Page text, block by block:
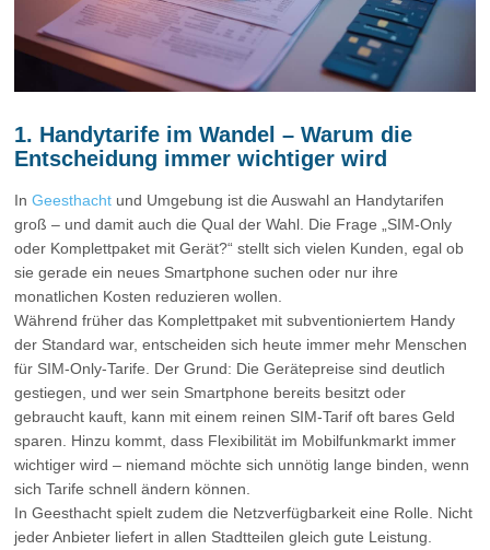
1. Handytarife im Wandel – Warum die
Entscheidung immer wichtiger wird
InGeesthacht und Umgebung ist die Auswahl an Handytarifen
groß – und damit auch die Qual der Wahl. Die Frage „SIM-Only
oder Komplettpaket mit Gerät?“ stellt sich vielen Kunden, egal ob
sie gerade ein neues Smartphone suchen oder nur ihre
monatlichen Kosten reduzieren wollen.
Während früher das Komplettpaket mit subventioniertem Handy
der Standard war, entscheiden sich heute immer mehr Menschen
für SIM-Only-Tarife. Der Grund: Die Gerätepreise sind deutlich
gestiegen, und wer sein Smartphone bereits besitzt oder
gebraucht kauft, kann mit einem reinen SIM-Tarif oft bares Geld
sparen. Hinzu kommt, dass Flexibilität im Mobilfunkmarkt immer
wichtiger wird – niemand möchte sich unnötig lange binden, wenn
sich Tarife schnell ändern können.
In Geesthacht spielt zudem die Netzverfügbarkeit eine Rolle. Nicht
jeder Anbieter liefert in allen Stadtteilen gleich gute Leistung.